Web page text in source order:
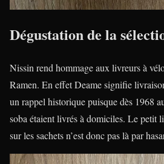
Dégustation de la
Nissin rend hommage aux livreurs à
Ramen. En effet Deame signifie
un rappel historique puisque dès 1968
soba étaient livrés à domiciles. Le petit
sur les sachets n’est donc pas là par